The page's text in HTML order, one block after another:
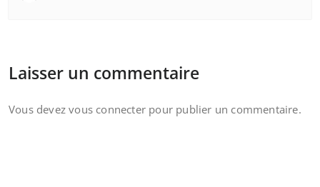
Laisser un commentaire
Vous devezvous connecter pour publier un commentaire.